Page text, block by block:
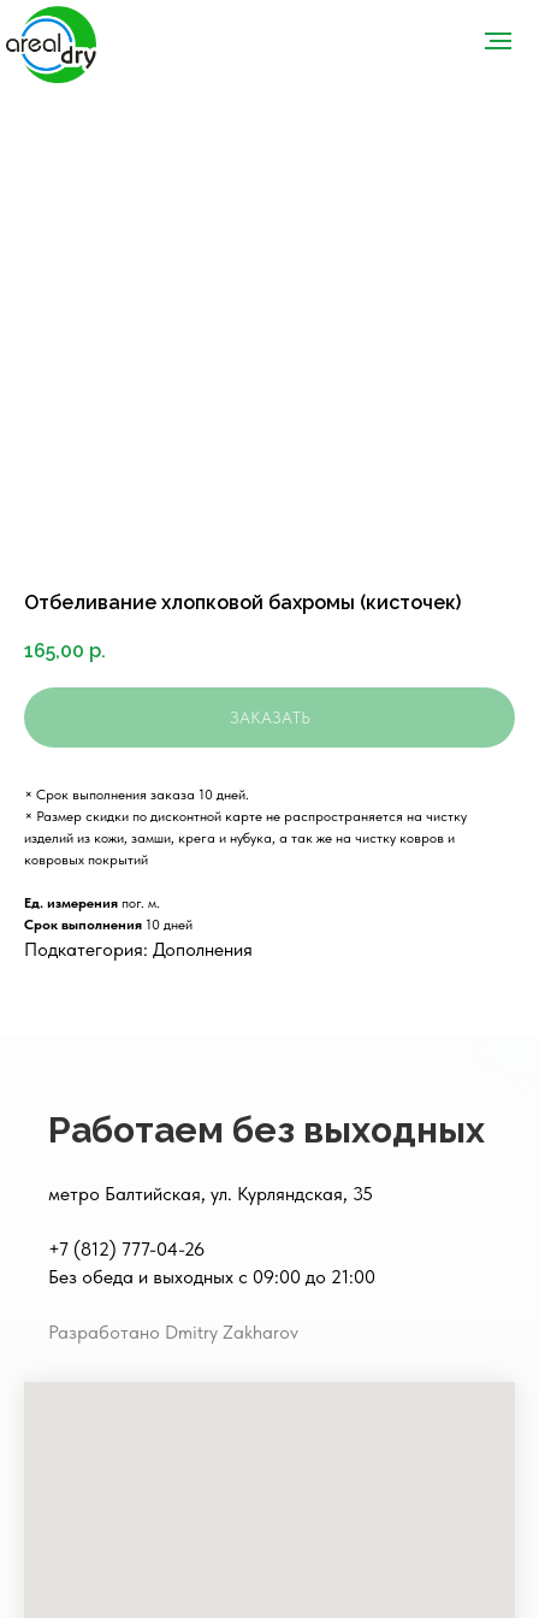
Отбеливание хлопковой бахромы (кисточек)
165,00 р.
ЗАКАЗАТЬ
× Срок выполнения заказа 10 дней.
× Размер скидки по дисконтной карте не распространяется на чистку
изделий из кожи, замши, крега и нубука, а так же на чистку ковров и
ковровых покрытий
Ед. измерения пог. м.
Срок выполнения 10 дней
Подкатегория: Дополнения
Работаем без выходных
метро Балтийская, ул. Курляндская, 35
+7 (812) 777-04-26
Без обеда и выходных с 09:00 до 21:00
Разработано Dmitry Zakharov